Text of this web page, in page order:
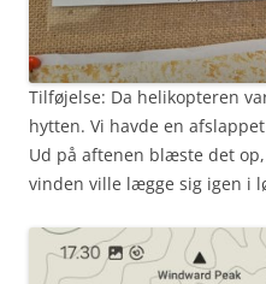
Tilføjelse: Da helikopteren
hytten. Vi havde en
Ud på aftenen blæste det
vinden ville lægge sig igen i